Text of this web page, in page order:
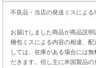
不良品・当店の発送ミスによる
お届けしました商品が商品説明
梱包ミスによる内容の相違、
しては、在庫がある場合には
だきます。但し主に米国製品